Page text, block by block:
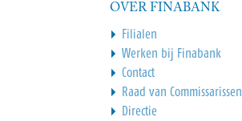
OVER FINABANK
Filialen
Werken bij Finabank
Contact
Raad van Commissarissen
Directie